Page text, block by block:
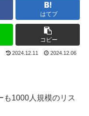
はてブ
コピー
2024.12.11 2024.12.06
も1000人規模のリス